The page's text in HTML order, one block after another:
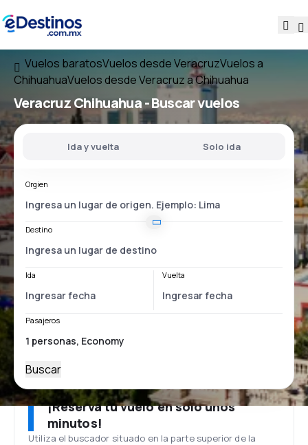
Vuelos baratosVuelos desde VeracruzVuelos a
ChihuahuaVuelos desde Veracruz a Chihuahua
Veracruz Chihuahua- Buscar vuelos
Ida y vuelta Solo ida
Orgien
Destino
Ida Vuelta
Pasajeros
Buscar
¡Reserva tu vuelo en solo unos
minutos!
Utiliza el buscador situado en la parte superior de la